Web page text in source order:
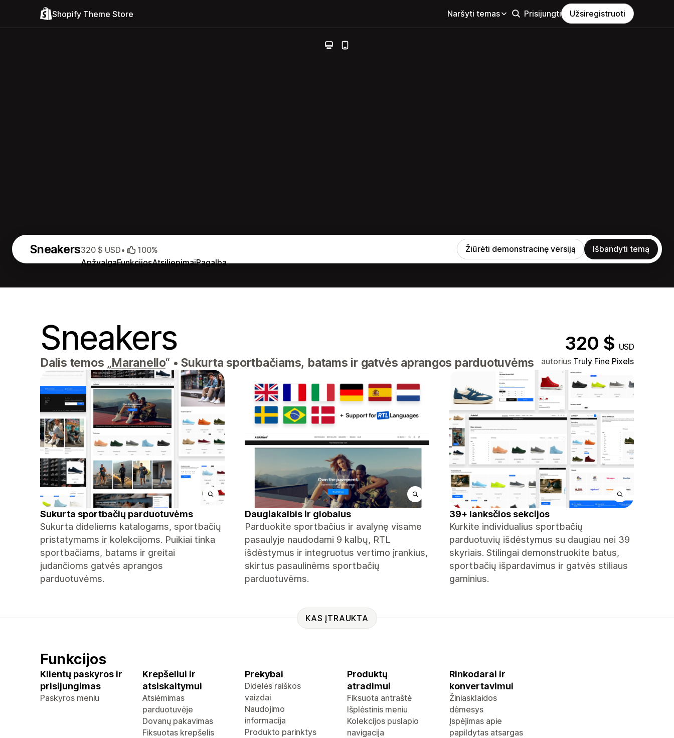
Shopify Theme Store Naršyti temas Prisijungti Užsiregistruoti
Sneakers
ApžvalgaFunkcijosAtsiliepimaiPagalba
320 $ USD• 100% Žiūrėti demonstracinę versiją Išbandyti temą
Sneakers 320 $ USD
Dalis temos „Maranello“ • Sukurta sportbačiams, batams ir gatvės aprangos parduotuvėms autorius Truly Fine Pixels
Sukurta sportbačių parduotuvėms
Sukurta dideliems katalogams, sportbačių
pristatymams ir kolekcijoms. Puikiai tinka
sportbačiams, batams ir greitai
judančioms gatvės aprangos
parduotuvėms.
Daugiakalbis ir globalus
Parduokite sportbačius ir avalynę visame
pasaulyje naudodami 9 kalbų, RTL
išdėstymus ir integruotus vertimo įrankius,
skirtus pasaulinėms sportbačių
parduotuvėms.
39+ lanksčios sekcijos
Kurkite individualius sportbačių
parduotuvių išdėstymus su daugiau nei 39
skyriais. Stilingai demonstruokite batus,
sportbačių išpardavimus ir gatvės stiliaus
gaminius.
KAS ĮTRAUKTA
Funkcijos
Klientų paskyros ir
prisijungimas
Paskyros meniu
Krepšeliui ir
atsiskaitymui
Atsiėmimas
parduotuvėje
Dovanų pakavimas
Fiksuotas krepšelis
Prekybai
Didelės raiškos
vaizdai
Naudojimo
informacija
Produkto parinktys
Produktų
atradimui
Fiksuota antraštė
Išplėstinis meniu
Kolekcijos puslapio
navigacija
Rinkodarai ir
konvertavimui
Žiniasklaidos
dėmesys
Įspėjimas apie
papildytas atsargas